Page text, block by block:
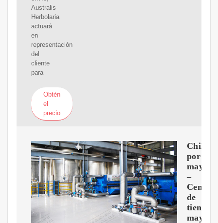
Australis
Herbolaria
actuará
en
representación
del
cliente
para
Obtén
el
precio
Chile
por
mayor
–
Central
de
tienda